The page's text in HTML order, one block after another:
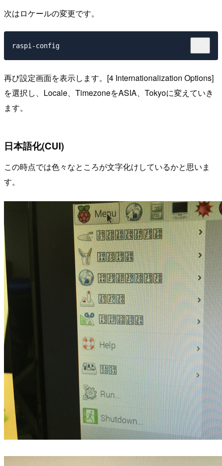
次はロケールの変更です。
再び設定画面を表示します。[4 Internationalization Options]
を選択し、Locale、TimezoneをASIA、Tokyoに変えていき
ます。
日本語化(CUI)
この時点では色々なところが文字化けしているかと思いま
す。